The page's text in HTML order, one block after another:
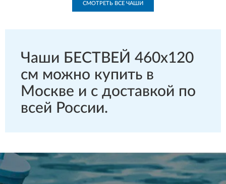
СМОТРЕТЬ ВСЕ ЧАШИ
Чаши БЕСТВЕЙ 460х120
см можно купить в
Москве и с доставкой по
всей России.